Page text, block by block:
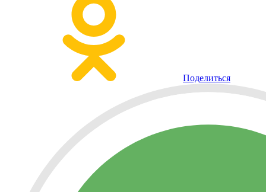
Поделиться